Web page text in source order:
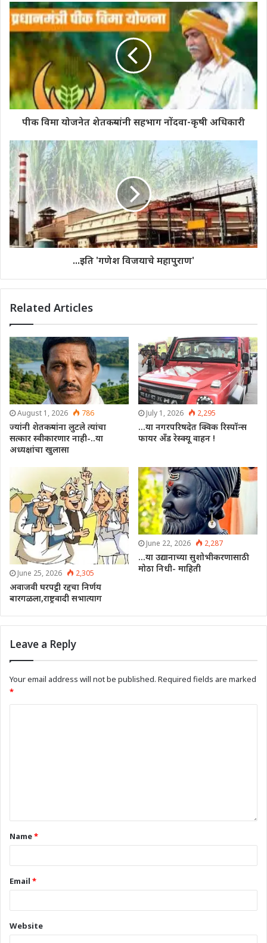
पीक विमा योजनेत शेतकऱ्यांनी सहभाग नोंदवा-कृषी अधिकारी
...इति 'गणेश विजयाचे महापुराण'
Related Articles
August 1, 2026 786
ज्यांनी शेतकऱ्यांना लुटले त्यांचा
सत्कार स्वीकारणार नाही-..या
अध्यक्षांचा खुलासा
July 1, 2026 2,295
…या नगरपरिषदेत क्विक रिस्पॉन्स
फायर अँड रेस्क्यू वाहन !
June 25, 2026 2,305
अवाजवी घरपट्टी रद्दचा निर्णय
बारगळला,राष्ट्रवादी सभात्याग
June 22, 2026 2,287
…या उद्यानाच्या सुशोभीकरणासाठी
मोठा निधी- माहिती
Leave a Reply
Your email address will not be published. Required fields are marked
*
Name*
Email *
Website